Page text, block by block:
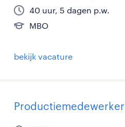
40 uur, 5 dagen p.w.
MBO
bekijk vacature